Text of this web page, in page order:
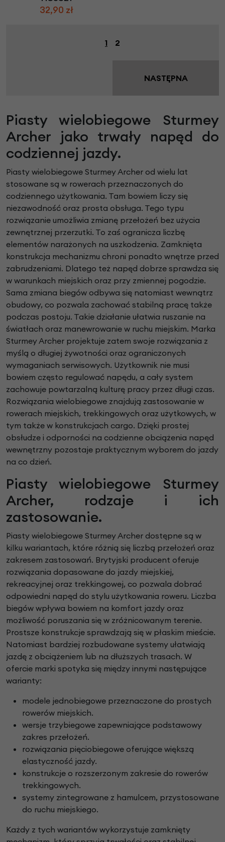
32,90 zł
1 2
NASTĘPNA
Piasty wielobiegowe Sturmey
Archer jako trwały napęd do
codziennej jazdy.
Piasty wielobiegowe Sturmey Archer od wielu lat
stosowane są w rowerach przeznaczonych do
codziennego użytkowania. Tam bowiem liczy się
niezawodność oraz prosta obsługa. Tego typu
rozwiązanie umożliwia zmianę przełożeń bez użycia
zewnętrznej przerzutki. To zaś ogranicza liczbę
elementów narażonych na uszkodzenia. Zamknięta
konstrukcja mechanizmu chroni ponadto wnętrze przed
zabrudzeniami. Dlatego też napęd dobrze sprawdza się
w warunkach miejskich oraz przy zmiennej pogodzie.
Sama zmiana biegów odbywa się natomiast wewnątrz
obudowy, co pozwala zachować stabilną pracę także
podczas postoju. Takie działanie ułatwia ruszanie na
światłach oraz manewrowanie w ruchu miejskim. Marka
Sturmey Archer projektuje zatem swoje rozwiązania z
myślą o długiej żywotności oraz ograniczonych
wymaganiach serwisowych. Użytkownik nie musi
bowiem często regulować napędu, a cały system
zachowuje powtarzalną kulturę pracy przez długi czas.
Rozwiązania wielobiegowe znajdują zastosowanie w
rowerach miejskich, trekkingowych oraz użytkowych, w
tym także w konstrukcjach cargo. Dzięki prostej
obsłudze i odporności na codzienne obciążenia napęd
wewnętrzny pozostaje praktycznym wyborem do jazdy
na co dzień.
Piasty wielobiegowe Sturmey
Archer, rodzaje i ich
zastosowanie.
Piasty wielobiegowe Sturmey Archer dostępne są w
kilku wariantach, które różnią się liczbą przełożeń oraz
zakresem zastosowań. Brytyjski producent oferuje
rozwiązania dopasowane do jazdy miejskiej,
rekreacyjnej oraz trekkingowej, co pozwala dobrać
odpowiedni napęd do stylu użytkowania roweru. Liczba
biegów wpływa bowiem na komfort jazdy oraz
możliwość poruszania się w zróżnicowanym terenie.
Prostsze konstrukcje sprawdzają się w płaskim mieście.
Natomiast bardziej rozbudowane systemy ułatwiają
jazdę z obciążeniem lub na dłuższych trasach. W
ofercie marki spotyka się między innymi następujące
warianty:
modele jednobiegowe przeznaczone do prostych
rowerów miejskich.
wersje trzybiegowe zapewniające podstawowy
zakres przełożeń.
rozwiązania pięciobiegowe oferujące większą
elastyczność jazdy.
konstrukcje o rozszerzonym zakresie do rowerów
trekkingowych.
systemy zintegrowane z hamulcem, przystosowane
do ruchu miejskiego.
Każdy z tych wariantów wykorzystuje zamknięty